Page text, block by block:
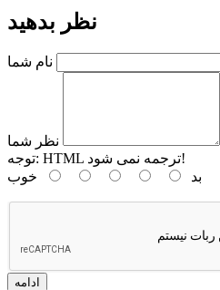
نظر بدهید
نام شما
نظر شما
توجه:
HTML ترجمه نمی شود!
بد خوب
ادامه